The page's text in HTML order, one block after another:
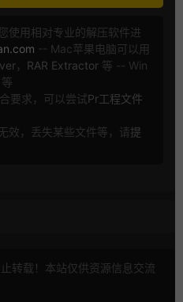
用相对专业的解压软件进
-- Mac苹果电脑可以用
， RAR Extractor 等 -- Win
等
要求，可以尝试Pr工程文件
，丢失某些文件等，请提
转载！本站仅供资源信息交流